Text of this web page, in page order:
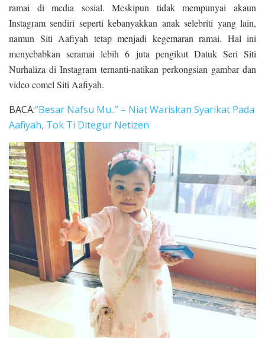
ramai di media sosial. Meskipun tidak mempunyai akaun
Instagram sendiri seperti kebanyakkan anak selebriti yang lain,
namun Siti Aafiyah tetap menjadi kegemaran ramai. Hal ini
menyebabkan seramai lebih 6 juta pengikut Datuk Seri Siti
Nurhaliza di Instagram ternanti-natikan perkongsian gambar dan
video comel Siti Aafiyah.
BACA:“Besar Nafsu Mu..” – Niat Wariskan Syarikat Pada
Aafiyah, Tok Ti Ditegur Netizen